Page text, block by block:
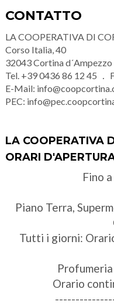
CONTATTO
LA COOPERATIVA DI
Corso Italia, 40
32043Cortina d´Ampezzo
Tel. +39 0436 86 12 45
E-Mail:
PEC:
LA COOPERATIVA
ORARI
Fino
Piano Terra,
Tutti i giorni:
Profumeria
Orario